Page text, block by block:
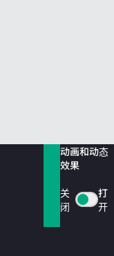
动画和动态
效果
关
闭
打
开